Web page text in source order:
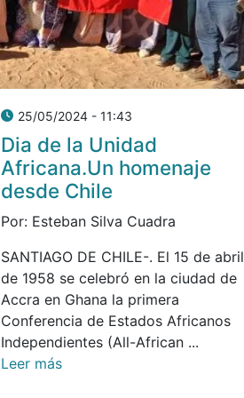
25/05/2024 - 11:43
Dia de la Unidad
Africana.Un homenaje
desde Chile
Por: Esteban Silva Cuadra
SANTIAGO DE CHILE-. El 15 de abril
de 1958 se celebró en la ciudad de
Accra en Ghana la primera
Conferencia de Estados Africanos
Independientes (All-African ...
Leer más